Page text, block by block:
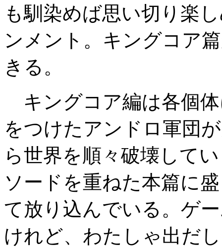
も馴染めば思い切り楽
ンメント。キングコア
きる。
キングコア編は各個
をつけたアンドロ軍団
ら世界を順々破壊して
ソードを重ねた本篇に
て放り込んでいる。ゲ
けれど、わたしゃ出だ